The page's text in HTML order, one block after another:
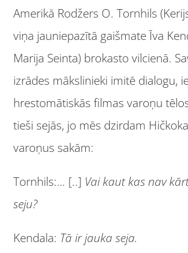
Amerikā Rodžers O. Tornhils
viņa jauniepazītā gaišmate Īva
Marija Seinta) brokasto vilcienā.
izrādes mākslinieki imitē dialogu,
hrestomātiskās filmas varoņu
tieši sejās, jo mēs dzirdam
varoņus sakām:
Tornhils:… [..] Vai kaut kas nav
seju?
Kendala: Tā ir jauka seja.